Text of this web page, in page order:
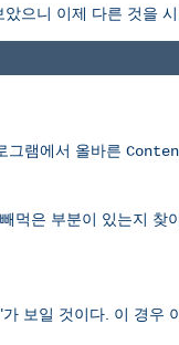
으니 이제 다른 것을
그램에서 올바른
먹은 부분이 있는지 찾
보일 것이다. 이 경우